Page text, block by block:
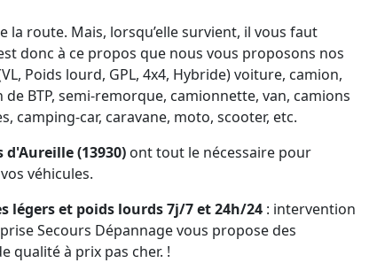
la route. Mais, lorsqu’elle survient, il vous faut
donc à ce propos que nous vous proposons nos
Poids lourd, GPL, 4x4, Hybride) voiture, camion,
BTP, semi-remorque, camionnette, van, camions
camping-car, caravane, moto, scooter, etc.
(13930) ont tout le nécessaire pour
véhicules.
légers et poids lourds 7j/7 et 24h/24 : intervention
Secours Dépannage vous propose des
qualité à prix pas cher. !